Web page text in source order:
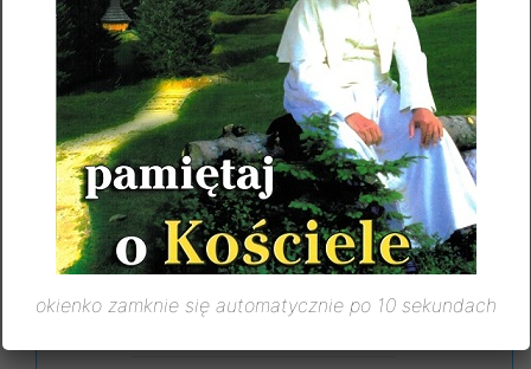
okienko zamknie się automatycznie po 10 sekundach